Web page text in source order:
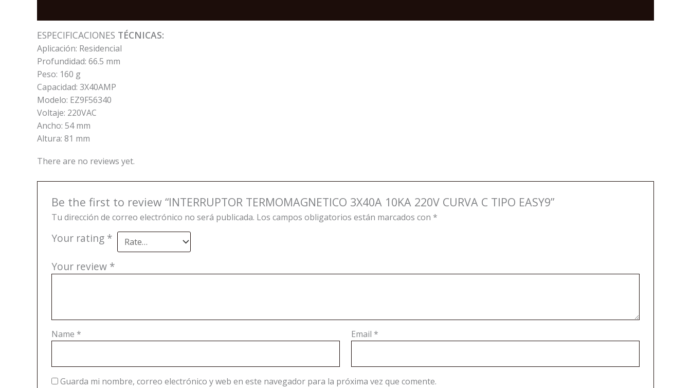
C
ESPECIFICACIONES TÉCNICAS:
Aplicación: Residencial
Profundidad: 66.5 mm
Peso: 160 g
Capacidad: 3X40AMP
Modelo: EZ9F56340
Voltaje: 220VAC
Ancho: 54 mm
Altura: 81 mm
There are no reviews yet.
Be the first to review “INTERRUPTOR TERMOMAGNETICO 3X40A 10KA 220V CURVA C TIPO EASY9”
Tu dirección de correo electrónico no será publicada. Los campos obligatorios están marcados con *
Your rating *
Your review *
Name * Email *
Guarda mi nombre, correo electrónico y web en este navegador para la próxima vez que comente.